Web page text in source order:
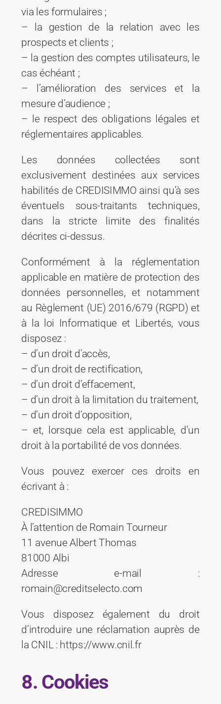
via les formulaires ;
– la gestion de la relation avec les
prospects et clients ;
– la gestion des comptes utilisateurs, le
cas échéant ;
– l’amélioration des services et la
mesure d’audience ;
– le respect des obligations légales et
réglementaires applicables.
Les données collectées sont
exclusivement destinées aux services
habilités de CREDISIMMO ainsi qu’à ses
éventuels sous-traitants techniques,
dans la stricte limite des finalités
décrites ci-dessus.
Conformément à la réglementation
applicable en matière de protection des
données personnelles, et notamment
au Règlement (UE) 2016/679 (RGPD) et
à la loi Informatique et Libertés, vous
disposez :
– d’un droit d’accès,
– d’un droit de rectification,
– d’un droit d’effacement,
– d’un droit à la limitation du traitement,
– d’un droit d’opposition,
– et, lorsque cela est applicable, d’un
droit à la portabilité de vos données.
Vous pouvez exercer ces droits en
écrivant à :
CREDISIMMO
À l’attention de Romain Tourneur
11 avenue Albert Thomas
81000 Albi
Adresse e-mail :
romain@creditselecto.com
Vous disposez également du droit
d’introduire une réclamation auprès de
la CNIL : https://www.cnil.fr
8. Cookies